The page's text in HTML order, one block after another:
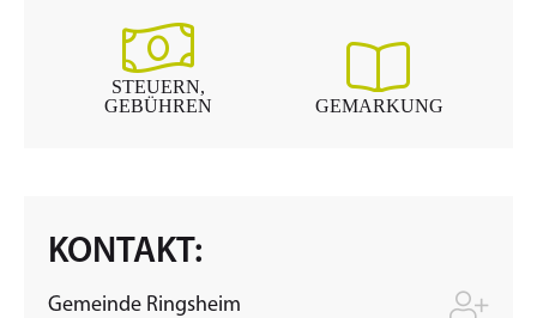
STEUERN,
GEBÜHREN
GEMARKUNG
KONTAKT:
Gemeinde Ringsheim